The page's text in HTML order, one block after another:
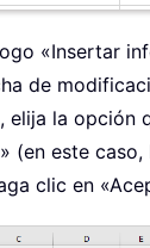
«Insertar
de
elija la opción
(en este
clic en